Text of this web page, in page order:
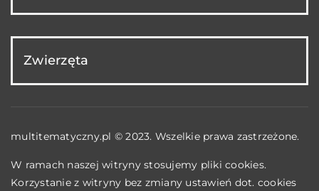
Zwierzęta
multitematyczny.pl © 2023. Wszelkie prawa zastrzeżone.
W ramach naszej witryny stosujemy pliki cookies.
Korzystanie z witryny bez zmiany ustawień dot. cookies